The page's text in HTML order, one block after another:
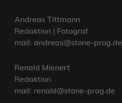
Andreas Tittmann
Redaktion | Fotograf
mail: andreas@stone-prog.de
Renald Mienert
Redaktion
mail: renald@stone-prog.de